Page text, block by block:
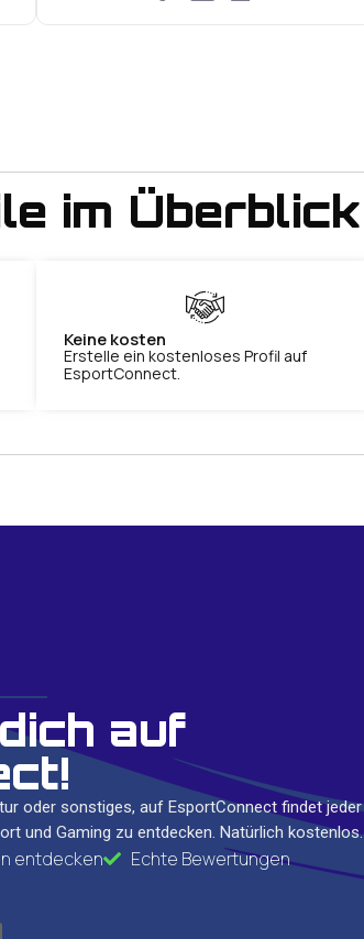
im Überblick
Keine kosten
Erstelle ein kostenloses Profil auf
EsportConnect.
auf
oder sonstiges, auf EsportConnect findet jeder
und Gaming zu entdecken. Natürlich kostenlos.
entdecken
Echte Bewertungen